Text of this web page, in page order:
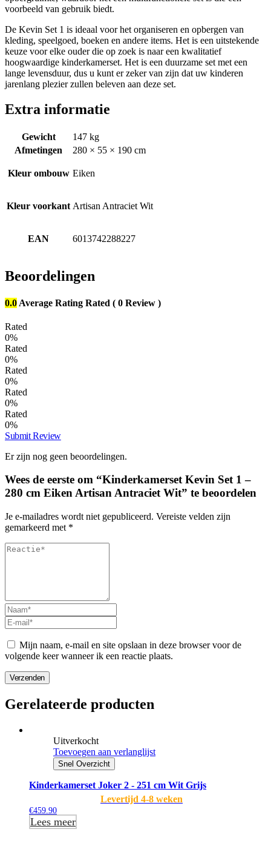
voorbeeld van gebruik biedt.
De Kevin Set 1 is ideaal voor het organiseren en opbergen van
kleding, speelgoed, boeken en andere items. Het is een uitstekende
keuze voor elke ouder die op zoek is naar een kwalitatief
hoogwaardige kinderkamerset. Het is een duurzame set met een
lange levensduur, dus u kunt er zeker van zijn dat uw kinderen
jarenlang plezier zullen beleven aan deze set.
Extra informatie
Gewicht
147 kg
Afmetingen
280 × 55 × 190 cm
Kleur ombouw Eiken
Kleur voorkant Artisan Antraciet Wit
EAN 6013742288227
Beoordelingen
0.0 Average Rating Rated ( 0 Review )
Rated
0%
Rated
0%
Rated
0%
Rated
0%
Rated
0%
Submit Review
Er zijn nog geen beoordelingen.
Wees de eerste om “Kinderkamerset Kevin Set 1 –
280 cm Eiken Artisan Antraciet Wit” te beoordelen
Je e-mailadres wordt niet gepubliceerd. Vereiste velden zijn
gemarkeerd met *
Mijn naam, e-mail en site opslaan in deze browser voor de
volgende keer wanneer ik een reactie plaats.
Verzenden
Gerelateerde producten
Uitverkocht
Toevoegen aan verlanglijst
Snel Overzicht
Kinderkamerset Joker 2 - 251 cm Wit Grijs
Levertijd 4-8 weken
€459.90
Lees meer